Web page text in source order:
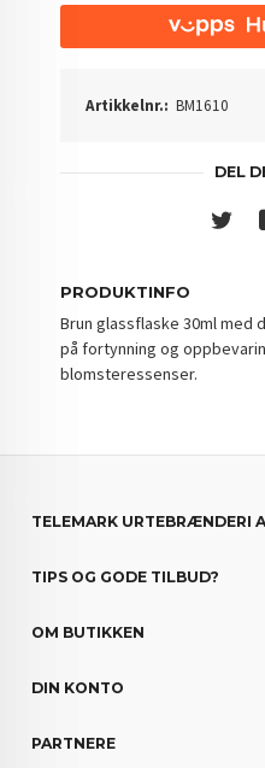
Artikkelnr.: BM1610
DEL
PRODUKTINFO
Brun glassflaske 30ml
på fortynning og
blomsteressenser.
TELEMARK URTEBRÆNDERI
TIPS OG GODE TILBUD?
OM BUTIKKEN
DIN KONTO
PARTNERE